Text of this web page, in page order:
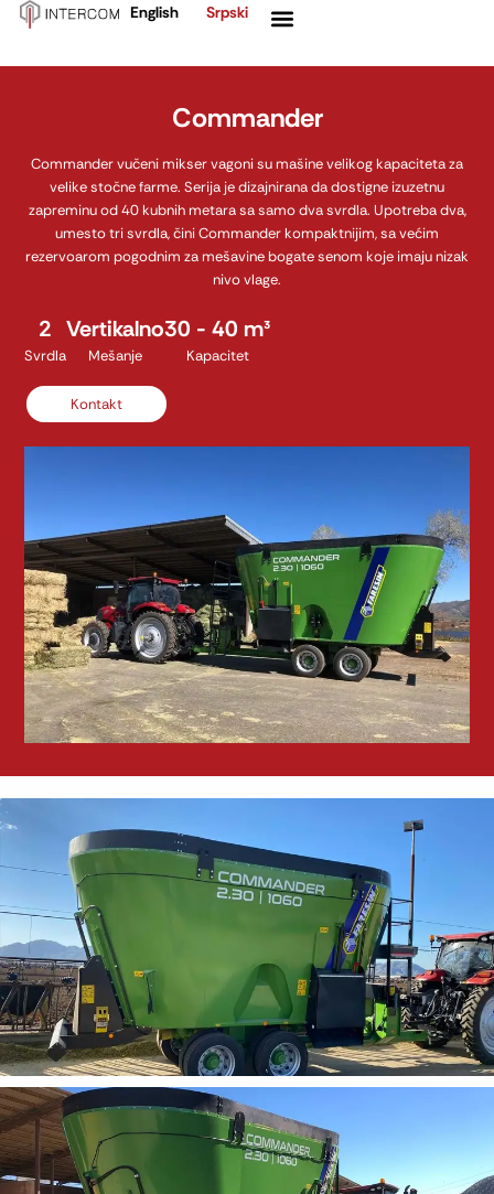
Пређи
садржај
English Srpski Изборник
Commander
Commander vučeni mikser vagoni su mašine velikog kapaciteta za
velike stočne farme. Serija je dizajnirana da dostigne izuzetnu
zapreminu od 40 kubnih metara sa samo dva svrdla. Upotreba dva,
umesto tri svrdla, čini Commander kompaktnijim, sa većim
rezervoarom pogodnim za mešavine bogate senom koje imaju nizak
nivo vlage.
2
Svrdla
Vertikalno
Mešanje
30 - 40 m³
Kapacitet
Kontakt